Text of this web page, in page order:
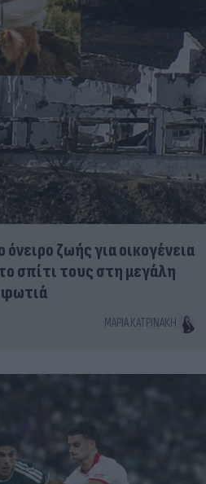
ζωής για οικογένεια
σπίτι τους στη μεγάλη
φωτιά
ΜΑΡΊΑ ΚΑΤΡΙΝΆΚΗ